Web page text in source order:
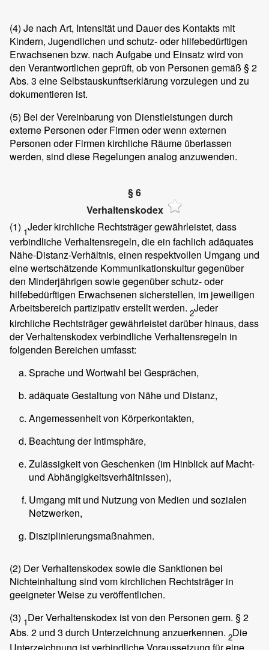
(4) Je nach Art, Intensität und Dauer des Kontakts mit
Kindern, Jugendlichen und schutz- oder hilfebedürftigen
Erwachsenen bzw. nach Aufgabe und Einsatz wird von
den Verantwortlichen geprüft, ob von Personen gemäß § 2
Abs. 3 eine Selbstauskunftserklärung vorzulegen und zu
dokumentieren ist.
(5) Bei der Vereinbarung von Dienstleistungen durch
externe Personen oder Firmen oder wenn externen
Personen oder Firmen kirchliche Räume überlassen
werden, sind diese Regelungen analog anzuwenden.
§ 6
Verhaltenskodex
(1) 1Jeder kirchliche Rechtsträger gewährleistet, dass
verbindliche Verhaltensregeln, die ein fachlich adäquates
Nähe-Distanz-Verhältnis, einen respektvollen Umgang und
eine wertschätzende Kommunikationskultur gegenüber
den Minderjährigen sowie gegenüber schutz- oder
hilfebedürftigen Erwachsenen sicherstellen, im jeweiligen
Arbeitsbereich partizipativ erstellt werden. 2Jeder
kirchliche Rechtsträger gewährleistet darüber hinaus, dass
der Verhaltenskodex verbindliche Verhaltensregeln in
folgenden Bereichen umfasst:
Sprache und Wortwahl bei Gesprächen,
adäquate Gestaltung von Nähe und Distanz,
Angemessenheit von Körperkontakten,
Beachtung der Intimsphäre,
Zulässigkeit von Geschenken (im Hinblick auf Macht-
und Abhängigkeitsverhältnissen),
Umgang mit und Nutzung von Medien und sozialen
Netzwerken,
Disziplinierungsmaßnahmen.
(2) Der Verhaltenskodex sowie die Sanktionen bei
Nichteinhaltung sind vom kirchlichen Rechtsträger in
geeigneter Weise zu veröffentlichen.
(3) 1Der Verhaltenskodex ist von den Personen gem. § 2
Abs. 2 und 3 durch Unterzeichnung anzuerkennen. 2Die